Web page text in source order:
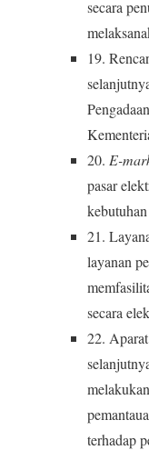
secara
19.
20. E-
pasar
21.
layanan
secara
22.
terhadap